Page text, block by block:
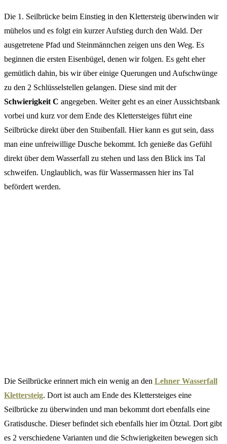
Die 1. Seilbrücke beim Einstieg in den Klettersteig überwinden wir
mühelos und es folgt ein kurzer Aufstieg durch den Wald. Der
ausgetretene Pfad und Steinmännchen zeigen uns den Weg. Es
beginnen die ersten Eisenbügel, denen wir folgen. Es geht eher
gemütlich dahin, bis wir über einige Querungen und Aufschwünge
zu den 2 Schlüsselstellen gelangen. Diese sind mit der
Schwierigkeit C angegeben. Weiter geht es an einer Aussichtsbank
vorbei und kurz vor dem Ende des Klettersteiges führt eine
Seilbrücke direkt über den Stuibenfall. Hier kann es gut sein, dass
man eine unfreiwillige Dusche bekommt. Ich genieße das Gefühl
direkt über dem Wasserfall zu stehen und lass den Blick ins Tal
schweifen. Unglaublich, was für Wassermassen hier ins Tal
befördert werden.
Die Seilbrücke erinnert mich ein wenig an den Lehner Wasserfall
Klettersteig. Dort ist auch am Ende des Klettersteiges eine
Seilbrücke zu überwinden und man bekommt dort ebenfalls eine
Gratisdusche. Dieser befindet sich ebenfalls hier im Ötztal. Dort gibt
es 2 verschiedene Varianten und die Schwierigkeiten bewegen sich